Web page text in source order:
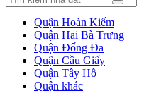
Quận Hoàn Kiếm
Quận Hai Bà Trưng
Quận Đống Đa
Quận Cầu Giấy
Quận Tây Hồ
Quận khác